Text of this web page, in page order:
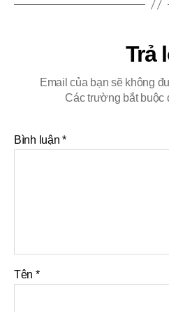
Trả
Email của bạn sẽ không
Các trường bắt
Bình luận*
Tên *